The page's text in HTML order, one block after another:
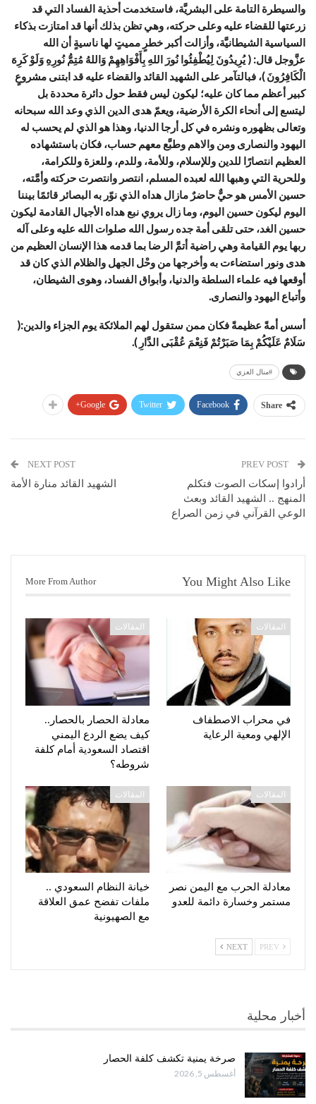
والسيطرة التامة على البشريَّة، فاستخدمت أحذية الفساد التي قد
زرعتها للقضاء عليه وعلى حركته، وهي تظن بذلك أنها قد امتازت بذكاء
السياسية الشيطانيَّة، وأزالت أكبر خطرٍ مميتٍ لها ناسيةٍ أن الله
عزَّوجل قال: ( يُرِيدُونَ لِيُطْفِئُوا نُورَ اللهِ بِأَفْوَاهِهِمْ وَاللهُ مُتِمُّ نُورِهِ وَلَوْ كَرِهَ
الْكَافِرُونَ )، فبالتآمر على الشهيد القائد والقضاء عليه قد ابتنى مشروعٍ
كبير أعظم مما كان عليه؛ ليكون ليس فقط حول دائرة محددة بل
ليتسع إلى أنحاء الكرة الأرضية، ويعمّ هدى الدين الذي وعد الله سبحانه
وتعالى بظهوره ونشره في كل أرجا الدنيا، وهذا هو الذي لم يحسب له
اليهود والنصارى ومن والاهم وطبَّع معهم حساب، فكان باستشهاده
العظيم انتصارًا للدين وللإسلام، وللأمة، وللدم، وللعزة وللكرامة،
وللحرية التي وهبها الله لعبده المسلم، انتصر وانتصرت حركته وأمَّته،
حسين الأمس هو حيٌّ حاضرٌ مازال هداه الذي نوّر به البصائر قائمًا بيننا
اليوم ليكون حسين اليوم، وما زال يروي نبع هداه الأجيال القادمة ليكون
حسين الغد، حتى تلقى أمة جده رسول الله صلوات الله عليه وعلى آله
ربها يوم القيامة وهي راضية أتمَّ الرضا بما قدمه هذا الإنسان العظيم من
هدى ونور استضاءت به وأخرجها من وحْل الجهل والظلام الذي كان قد
أوقعها فيه علماء السلطة والدنيا، وأبواق الفساد، وهوى الشيطان،
وأتباع اليهود والنصارى.
أسس أمةً عظيمةً فكان ممن ستقول لهم الملائكة يوم الجزاء والدين:(
سَلَامٌ عَلَيْكُمْ بِمَا صَبَرْتُمْ فَنِعْمَ عُقْبَى الدَّارِ ).
#منال العزي
Share
Facebook
Twitter
Google+
أرادوا إسكات الصوت فتكلم
المنهج .. الشهيد القائد وبعث
الوعي القرآني في زمن الصراع
NEXT POST
الشهيد القائد منارة الأمة
You Might Also Like
More From Author
المقالات
في محراب الاصطفاف
الإلهي ومعية الرعاية
المقالات
معادلة الحصار بالحصار..
كيف يضع الردع اليمني
اقتصاد السعودية أمام كلفة
شروطه؟
المقالات
معادلة الحرب مع اليمن نصر
مستمر وخسارة دائمة للعدو
المقالات
خيانة النظام السعودي ..
ملفات تفضح عمق العلاقة
مع الصهيونية
NEXT
أخبار محلية
صرخة يمنية تكشف كلفة الحصار
أغسطس 5, 2026